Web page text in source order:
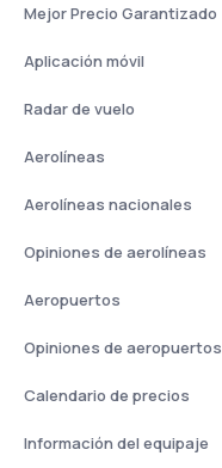
Mejor Precio Garantizado
Aplicación móvil
Radar de vuelo
Aerolíneas
Aerolíneas nacionales
Opiniones de aerolíneas
Aeropuertos
Opiniones de aeropuertos
Calendario de precios
Información del equipaje